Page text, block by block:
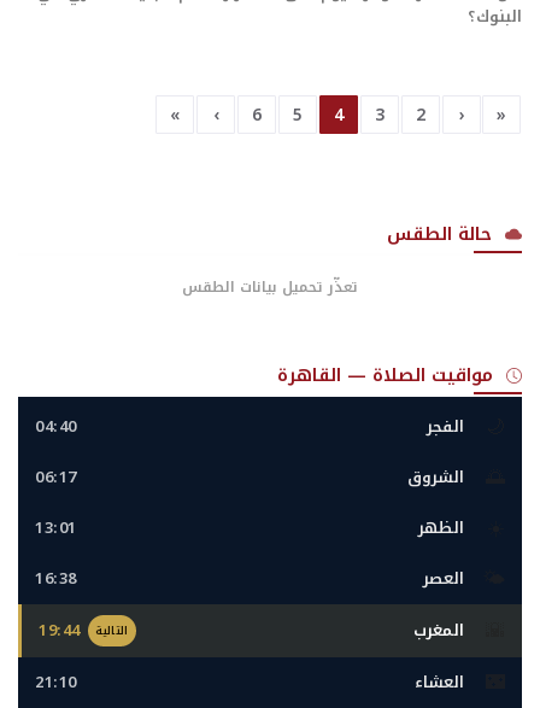
البنوك؟
«
‹
2
3
4
5
6
›
»
حالة الطقس
تعذّر تحميل بيانات الطقس
مواقيت الصلاة — القاهرة
الفجر 04:40
الشروق 06:17
الظهر 13:01
العصر 16:38
المغرب التالية 19:44
العشاء 21:10